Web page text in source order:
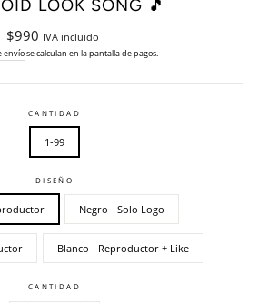
LOOK SONG 🎵
Precio
habitual
$990 IVA incluido
envíose calculan en la pantalla de pagos.
CANTIDAD
1-99
DISEÑO
Negro - Solo Logo
Blanco - Reproductor + Like
CANTIDAD